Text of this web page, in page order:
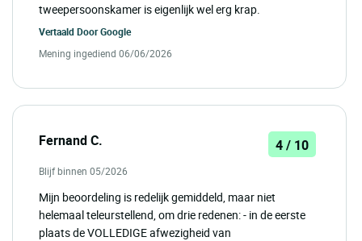
tweepersoonskamer is eigenlijk wel erg krap.
Vertaald DoorGoogle
Mening ingediend 06/06/2026
Fernand C. 4 / 10
Blijf binnen 05/2026
Mijn beoordeling is redelijk gemiddeld, maar niet
helemaal teleurstellend, om drie redenen: - in de eerste
plaats de VOLLEDIGE afwezigheid van